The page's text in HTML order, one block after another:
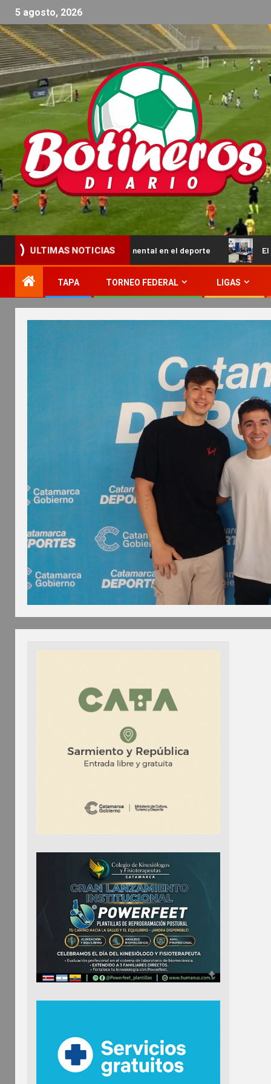
5 agosto, 2026
ULTIMAS NOTICIAS
la salud mental en el deporte El Torneo Clausura
TAPA TORNEO FEDERAL LIGAS